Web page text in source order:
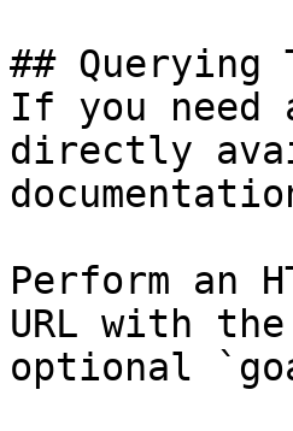
## Querying
If you
directly
Perform an
URL with
optional